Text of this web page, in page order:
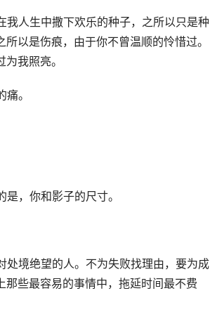
人生中撒下欢乐的种子，之所以只是种
以是伤痕，由于你不曾温顺的怜惜过。
我照亮。
。
，你和影子的尺寸。
处境绝望的人。不为失败找理由，要为成
些最容易的事情中，拖延时间最不费